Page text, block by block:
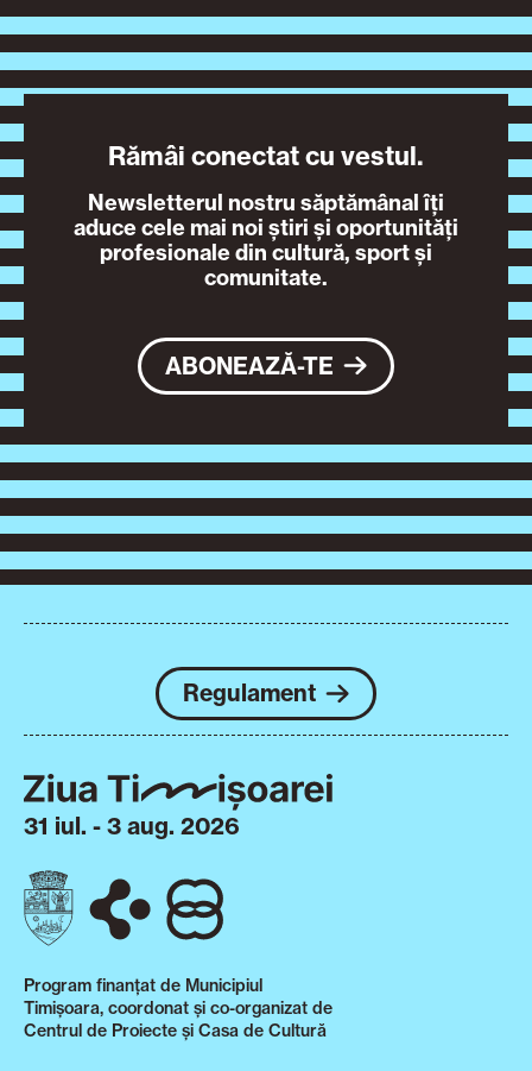
Rămâi conectat cu vestul.
Newsletterul nostru săptămânal îți
aduce cele mai noi știri și oportunități
profesionale din cultură, sport și
comunitate.
ABONEAZĂ-TE
Regulament
31 iul. - 3 aug. 2026
Program finanțat de Municipiul
Timișoara, coordonat și co-organizat de
Centrul de Proiecte și Casa de Cultură